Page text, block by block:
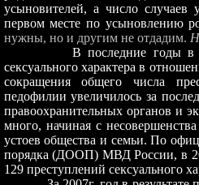
усыновителей, а число
первом месте по усыновлению
нужны, но и другим не отдадим.
В последние годы в
сексуального характера в
сокращения общего числа
педофилии увеличилось за
правоохранительных органов и
много, начиная с
устоев общества и семьи. По
порядка (ДООП) МВД России, в
129 преступлений сексуального